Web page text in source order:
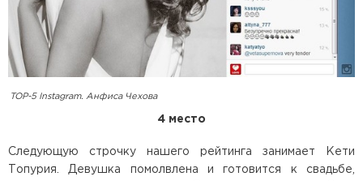
TOP-5 Instagram. Анфиса Чехова
4 место
Следующую строчку нашего рейтинга занимает Кети
Топурия. Девушка помолвлена и готовится к свадьбе,